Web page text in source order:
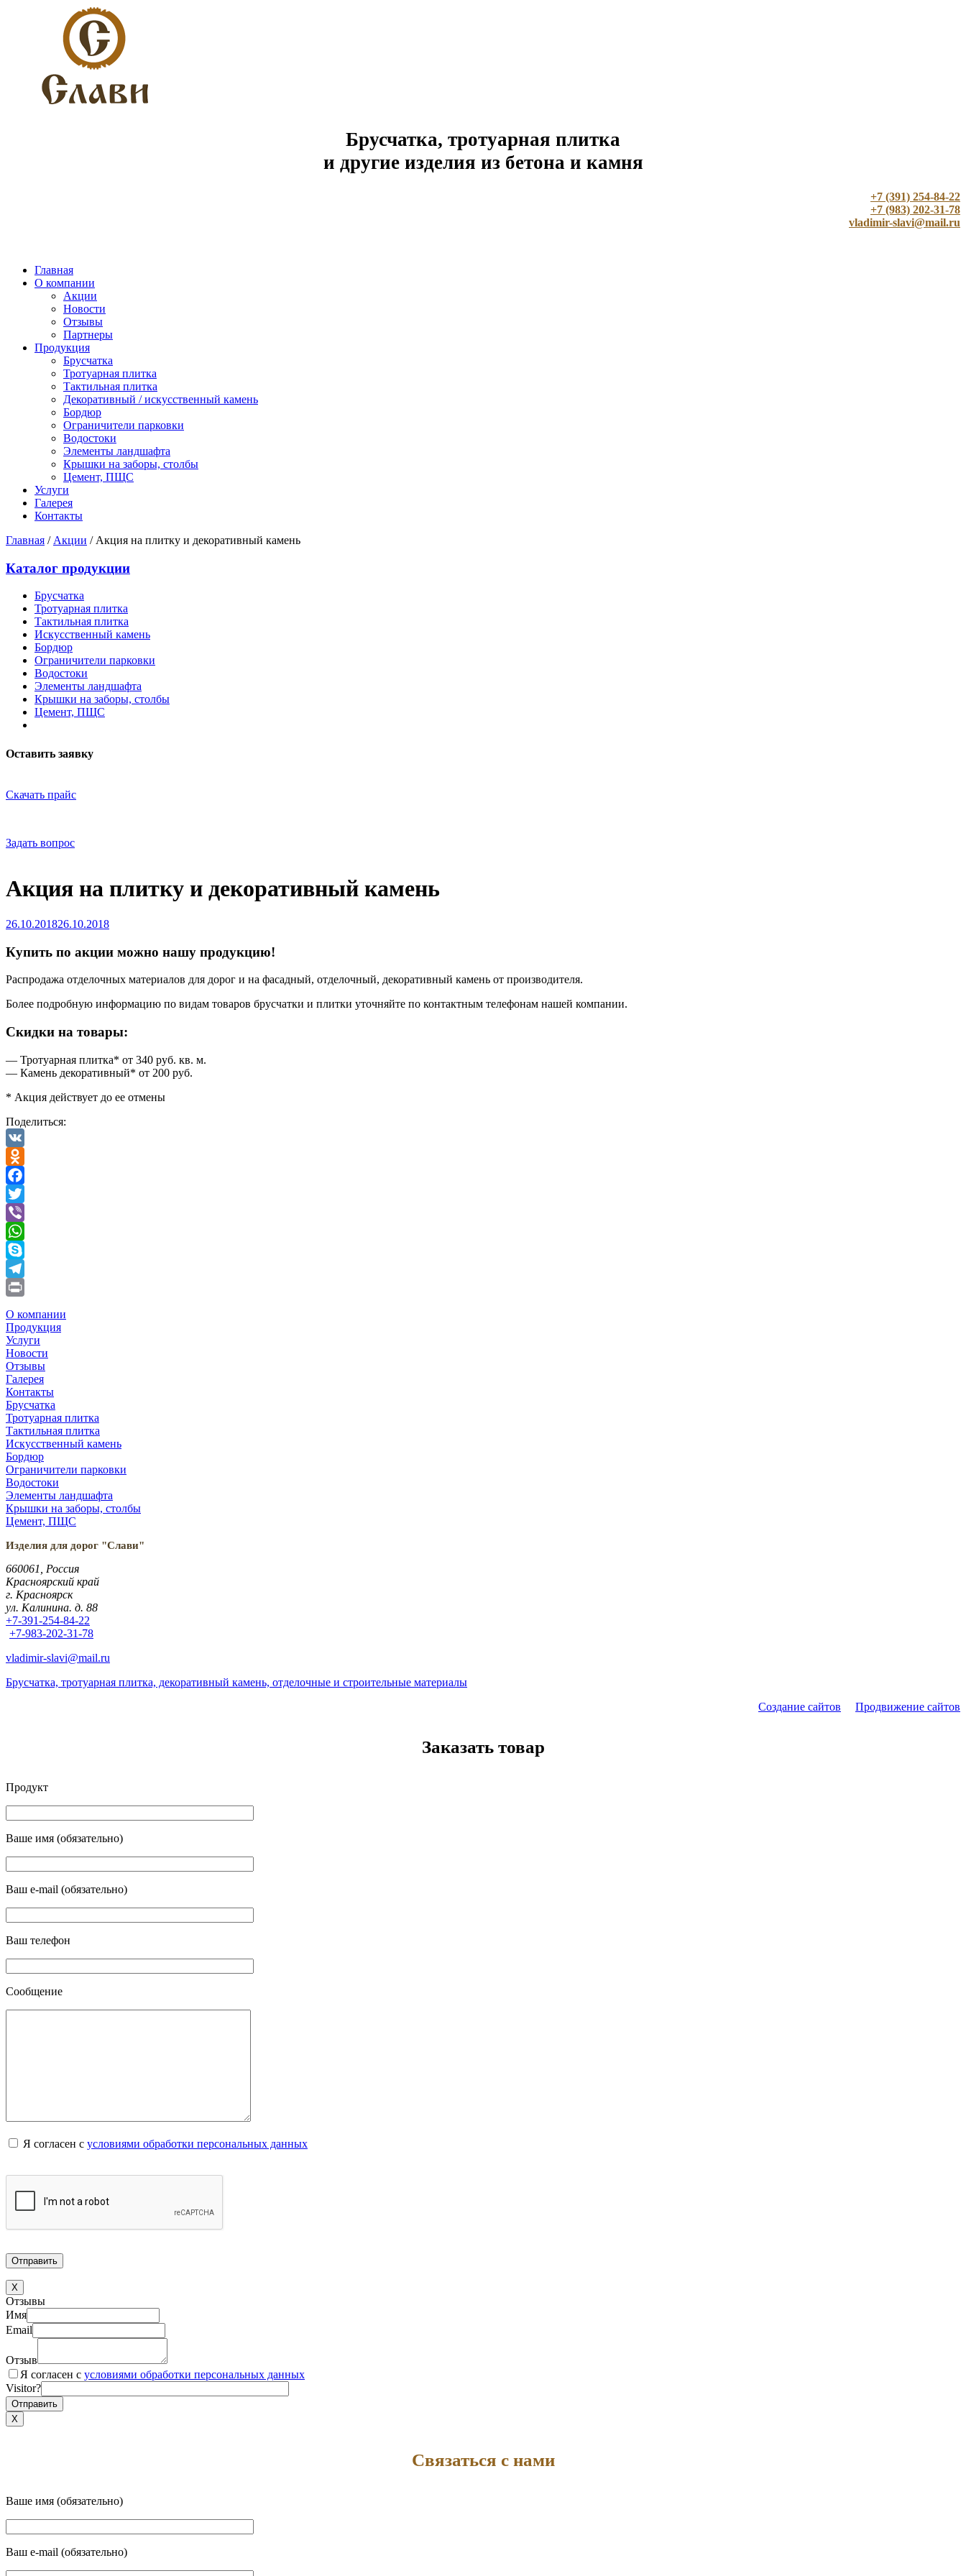
Брусчатка, тротуарная плитка
и другие изделия из бетона и камня
+7 (391) 254-84-22
+7 (983) 202-31-78
vladimir-slavi@mail.ru
Главная
О компании
Акции
Новости
Отзывы
Партнеры
Продукция
Брусчатка
Тротуарная плитка
Тактильная плитка
Декоративный / искусственный камень
Бордюр
Ограничители парковки
Водостоки
Элементы ландшафта
Крышки на заборы, столбы
Цемент, ПЩС
Услуги
Галерея
Контакты
Главная / Акции / Акция на плитку и декоративный камень
Каталог продукции
Брусчатка
Тротуарная плитка
Тактильная плитка
Искусственный камень
Бордюр
Ограничители парковки
Водостоки
Элементы ландшафта
Крышки на заборы, столбы
Цемент, ПЩС
Оставить заявку
Скачать прайс
Задать вопрос
Акция на плитку и декоративный камень
26.10.201826.10.2018
Купить по акции можно нашу продукцию!
Распродажа отделочных материалов для дорог и на фасадный, отделочный, декоративный камень от производителя.
Более подробную информацию по видам товаров брусчатки и плитки уточняйте по контактным телефонам нашей компании.
Скидки на товары:
— Тротуарная плитка* от 340 руб. кв. м.
— Камень декоративный* от 200 руб.
* Акция действует до ее отмены
Поделиться:
VK
Odnoklassniki
Facebook
Twitter
Viber
WhatsApp
Skype
Telegram
О компании
Продукция
Услуги
Новости
Отзывы
Галерея
Контакты
Брусчатка
Тротуарная плитка
Тактильная плитка
Искусственный камень
Бордюр
Ограничители парковки
Водостоки
Элементы ландшафта
Крышки на заборы, столбы
Цемент, ПЩС
Изделия для дорог "Слави"
660061, Россия
Красноярский край
г. Красноярск
ул. Калинина. д. 88
+7-391-254-84-22
+7-983-202-31-78
vladimir-slavi@mail.ru
Брусчатка, тротуарная плитка, декоративный камень, отделочные и строительные материалы
Создание сайтов
Продвижение сайтов
Заказать товар
Продукт
Ваше имя (обязательно)
Ваш e-mail (обязательно)
Ваш телефон
Сообщение
Я согласен с условиями обработки персональных данных
X
Отзывы
Имя
Email
Отзыв
Я согласен с условиями обработки персональных данных
Visitor?
X
Связаться с нами
Ваше имя (обязательно)
Ваш e-mail (обязательно)